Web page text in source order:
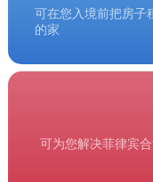
可在您入境前把房子
的家
可为您解决菲律宾